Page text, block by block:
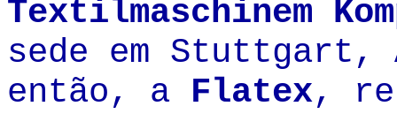
Textilmaschinem
sede em Stuttgart,
então, a Flatex,